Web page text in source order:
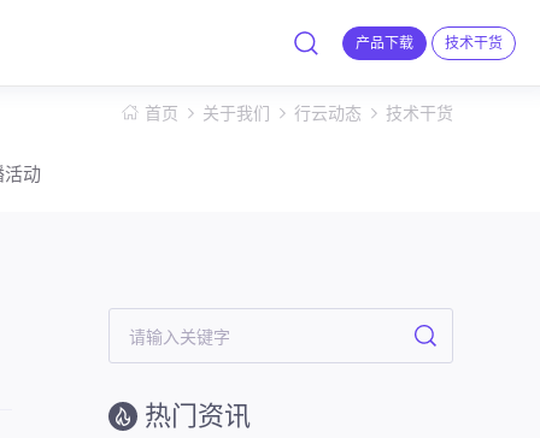
产品下载 技术干货
首页 关于我们 行云动态 技术干货
活动
热门资讯